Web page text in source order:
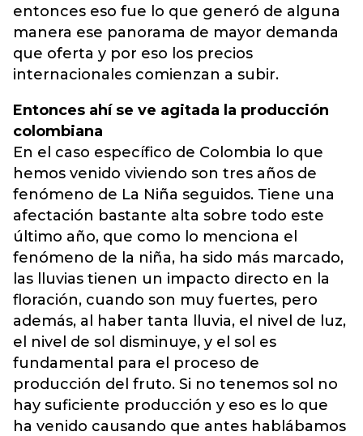
entonces eso fue lo que generó de alguna
manera ese panorama de mayor demanda
que oferta y por eso los precios
internacionales comienzan a subir.
Entonces ahí se ve agitada la producción
colombiana
En el caso específico de Colombia lo que
hemos venido viviendo son tres años de
fenómeno de La Niña seguidos. Tiene una
afectación bastante alta sobre todo este
último año, que como lo menciona el
fenómeno de la niña, ha sido más marcado,
las lluvias tienen un impacto directo en la
floración, cuando son muy fuertes, pero
además, al haber tanta lluvia, el nivel de luz,
el nivel de sol disminuye, y el sol es
fundamental para el proceso de
producción del fruto. Si no tenemos sol no
hay suficiente producción y eso es lo que
ha venido causando que antes hablábamos